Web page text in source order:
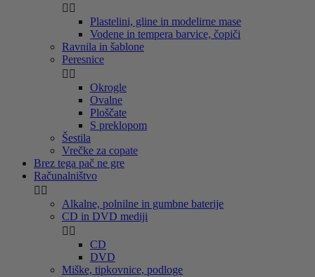
 
Plastelini, gline in modelirne mase
Vodene in tempera barvice, čopiči
Ravnila in šablone
Peresnice
 
Okrogle
Ovalne
Ploščate
S preklopom
Šestila
Vrečke za copate
Brez tega pač ne gre
Računalništvo
 
Alkalne, polnilne in gumbne baterije
CD in DVD mediji
 
CD
DVD
Miške, tipkovnice, podloge